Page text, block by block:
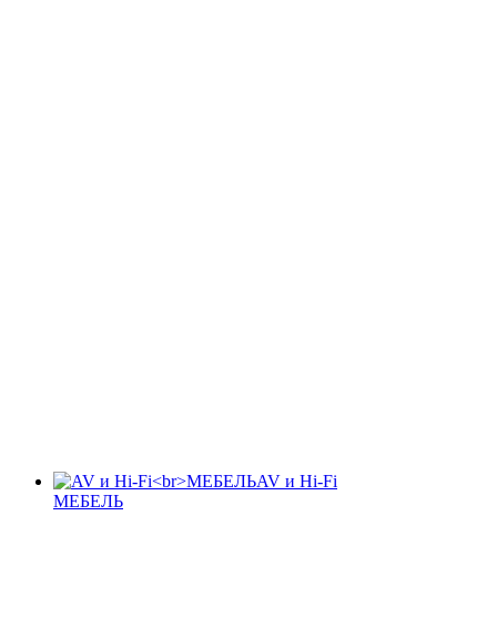
AV и Hi-Fi
МЕБЕЛЬ